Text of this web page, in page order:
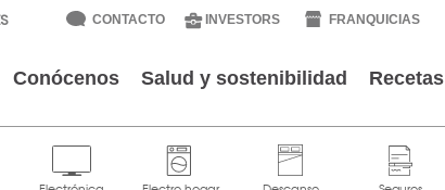
CONTACTO INVESTORS FRANQUICIAS
Conócenos Salud y sostenibilidad Recetas